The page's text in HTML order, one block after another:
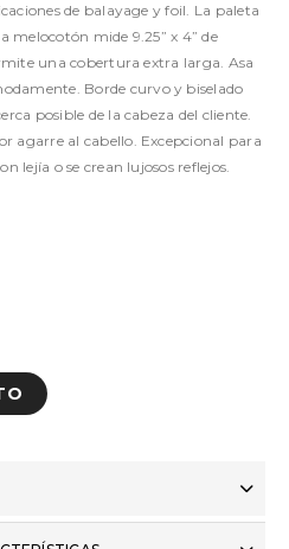
de balayage y foil. La paleta
melocotón mide 9.25” x 4” de
una cobertura extra larga. Asa
Borde curvo y biselado
posible de la cabeza del cliente.
agarre al cabello. Excepcional para
lejía o se crean lujosos reflejos.